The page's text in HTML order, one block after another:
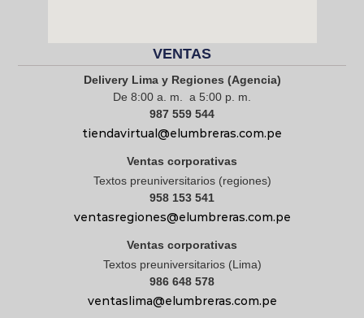
VENTAS
Delivery Lima y Regiones (Agencia)
De 8:00 a. m. a 5:00 p. m.
987 559 544
tiendavirtual@elumbreras.com.pe
Ventas corporativas
Textos preuniversitarios (regiones)
958 153 541
ventasregiones@elumbreras.com.pe
Ventas corporativas
Textos preuniversitarios (Lima)
986 648 578
ventaslima@elumbreras.com.pe